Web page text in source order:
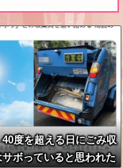
度を超える日にごみ収
ボっていると思われた